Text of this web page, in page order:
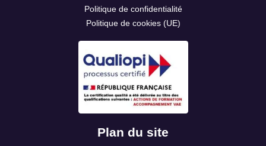
Politique de confidentialité
Politique de cookies (UE)
Plan du site